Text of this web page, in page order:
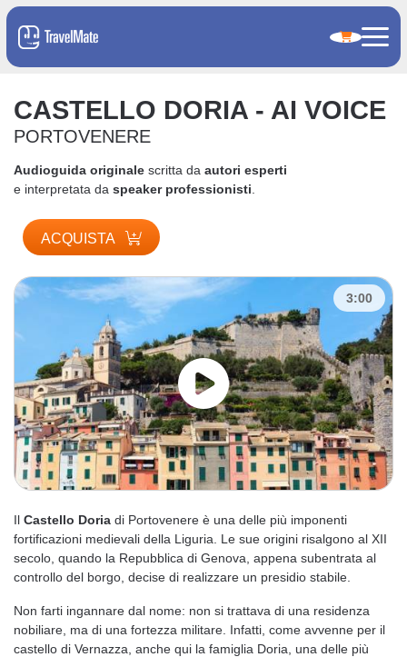
CASTELLO DORIA - AI VOICE
PORTOVENERE
Audioguida originale scritta da autori esperti
e interpretata da speaker professionisti
ACQUISTA
3:00
Il Castello Doria di Portovenere è una delle più imponenti
fortificazioni medievali della Liguria. Le sue origini risalgono al XII
secolo, quando la Repubblica di Genova, appena subentrata al
controllo del borgo, decise di realizzare un presidio stabile.
Non farti ingannare dal nome: non si trattava di una residenza
nobiliare, ma di una fortezza militare. Infatti, come avvenne per il
castello di Vernazza, anche qui la famiglia Doria, una delle più